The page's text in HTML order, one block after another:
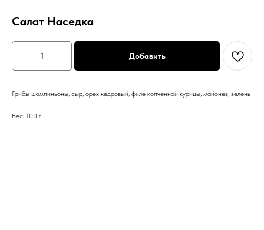
Салат Наседка
Добавить
Грибы шампиньоны, сыр, орех кедровый, филе копченной курицы, майонез, зелень
Вес: 100 г